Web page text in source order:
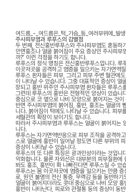
여드름_-_여드름은_턱_가슴_등_여러부위에_발
주사피부염과 루푸스의 감별점
두 번째, 전신홍반루푸스와 주사피부염도 혼동하
안면홍조나 얼굴 붉어짐이 주요 증상인 주사피부
까?’ 이런 걱정을 하기도 합니다.
루푸스의 정식 명칭은 전신홍반루푸스입니다. 루
이곳저곳을 공격하고 염증을 일으키는 자가면역
루푸스 환자들은 피부, 그리고 피부 주변 혈관에
이 나타날 수 있습니다. 그중 대표적인 증상이 얼
장되고 홍반 위주인 주사피부염 환자들은 루푸스
그런데 루푸스의 홍반은 전형적인 양상이 있습니
중심으로 코 옆으로 나비 모양으로 붉어지는 것
반면 주사피부염의 붉어짐, 홍반, 홍조는 얼굴의
니다. 붉어짐이 턱에도 나타날 수 있습니다. 피부
세혈관의 확장이 보이기도 합니다.
따라서 주사피부염과 루푸스는 얼굴이 붉어지는
니다.
루푸스는 자가면역반응으로 피부 조직을 공격하
스로 얼굴에 홍반이 일어날 정도면 다른 부위의
증상이 나타날 수 있습니다.
루푸스의 또 다른 특징은 광과민성이라는 것입니
악화합니다. 물론 자외선은 대부분의 피부질환에
봐도 홍조, 홍반이 확 나빠진다면 루푸스일 수 있
루푸스는 몸 이곳저곳에 염증을 일으키는 만큼
로, 원인 불명의 전신 통증, 무력감 등을 동반하기
얼굴이 붉어지더라도 콧대 중심으로 나비 모양
홍반이 나타난다, 피로와 관절통 등의 증상이 동